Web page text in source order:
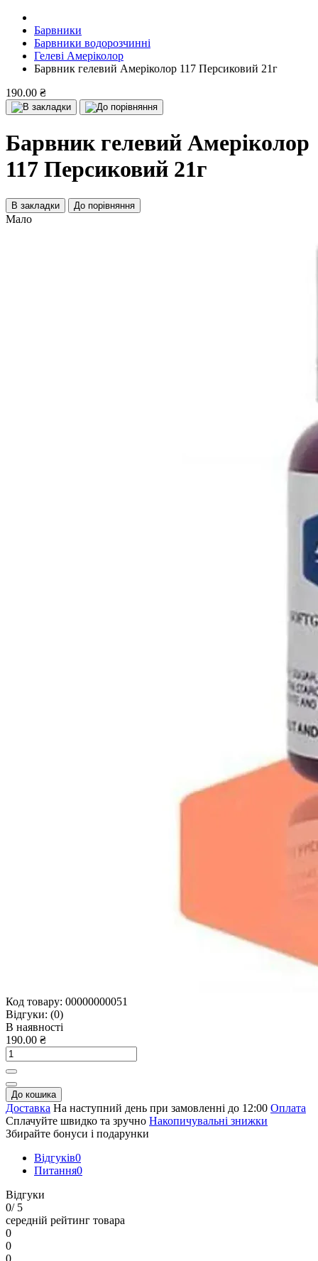
Барвники
Барвники водорозчинні
Гелеві Амеріколор
Барвник гелевий Амеріколор 117 Персиковий 21г
190.00 ₴
Барвник гелевий Амеріколор
117 Персиковий 21г
В закладки До порівняння
Мало
Код товару: 00000000051
Відгуки: (0)
В наявності
190.00 ₴
До кошика
Доставка На наступний день при замовленні до 12:00 Оплата
Сплачуйте швидко та зручно Накопичувальні знижки
Збирайте бонуси і подарунки
Відгуків0
Питання0
Відгуки
0/ 5
середній рейтинг товара
0
0
0